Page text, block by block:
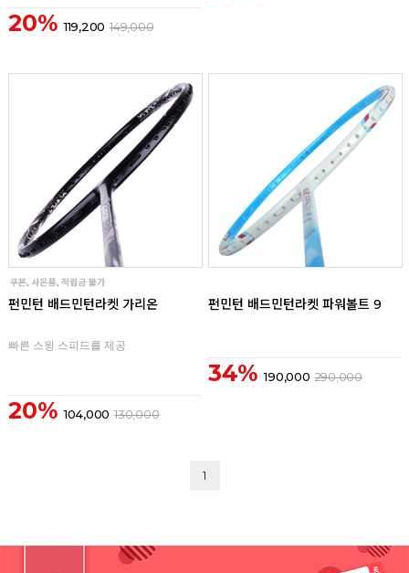
20% 119,200 149,000
펀민턴 배드민턴라켓 가리온
빠른 스윙 스피드를 제공
20% 104,000 130,000
펀민턴 배드민턴라켓 파워볼트 9
34% 190,000 290,000
1